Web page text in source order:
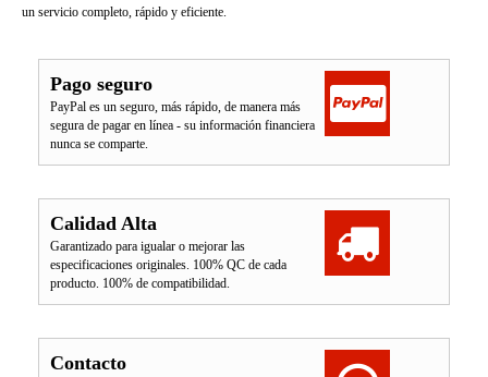
un servicio completo, rápido y eficiente.
Pago seguro
PayPal es un seguro, más rápido, de manera más
segura de pagar en línea - su información financiera
nunca se comparte.
Calidad Alta
Garantizado para igualar o mejorar las
especificaciones originales. 100% QC de cada
producto. 100% de compatibilidad.
Contacto